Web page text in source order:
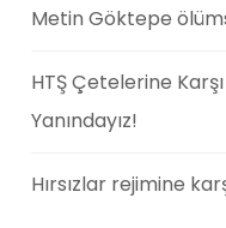
Metin Göktepe
HTŞ Çetelerine Karşı
Yanındayız!
Hırsızlar rejimine